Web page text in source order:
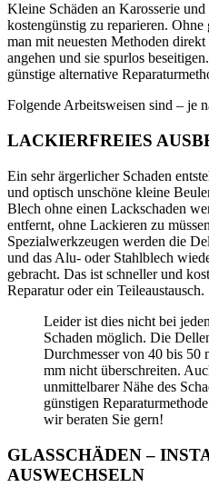
Kleine Schäden an Karosserie
kostengünstig zu reparieren. Ohne
man mit neuesten Methoden
angehen und sie spurlos
günstige alternative
Folgende Arbeitsweisen sind – je
LACKIERFREIES
Ein sehr ärgerlicher Schaden
und optisch unschöne kleine
Blech ohne einen Lackschaden
entfernt, ohne Lackieren zu
Spezialwerkzeugen werden die
und das Alu- oder Stahlblech
gebracht. Das ist schneller und
Reparatur oder ein Teileaustausch.
Leider ist dies nicht bei
Schaden möglich. Die
Durchmesser von 40 bis 50
mm nicht überschreiten.
unmittelbarer Nähe des
günstigen
wir beraten Sie gern!
GLASSCHÄDEN –
AUSWECHSELN